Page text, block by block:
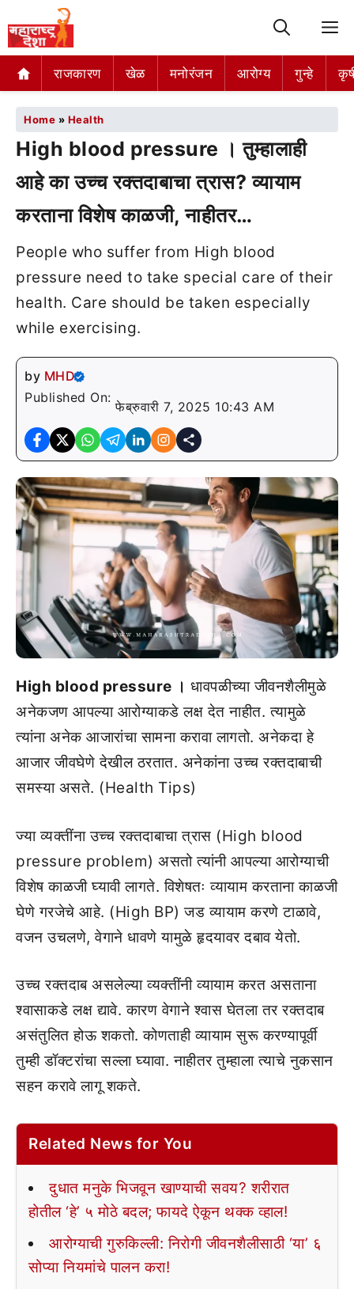
राजकारण खेळ मनोरंजन आरोग्य गुन्हे
Home » Health
High blood pressure । तुम्हालाही
आहे का उच्च रक्तदाबाचा त्रास? व्यायाम
करताना विशेष काळजी, नाहीतर…
People who suffer from High blood
pressure need to take special care of their
health. Care should be taken especially
while exercising.
by MHD
Published On:
फेब्रुवारी 7, 2025 10:43 AM
High blood pressure । धावपळीच्या जीवनशैलीमुळे
अनेकजण आपल्या आरोग्याकडे लक्ष देत नाहीत. त्यामुळे
त्यांना अनेक आजारांचा सामना करावा लागतो. अनेकदा हे
आजार जीवघेणे देखील ठरतात. अनेकांना उच्च रक्तदाबाची
समस्या असते. (Health Tips)
ज्या व्यक्तींना उच्च रक्तदाबाचा त्रास (High blood
pressure problem) असतो त्यांनी आपल्या आरोग्याची
विशेष काळजी घ्यावी लागते. विशेषतः व्यायाम करताना काळजी
घेणे गरजेचे आहे. (High BP) जड व्यायाम करणे टाळावे,
वजन उचलणे, वेगाने धावणे यामुळे हृदयावर दबाव येतो.
उच्च रक्तदाब असलेल्या व्यक्तींनी व्यायाम करत असताना
श्वासाकडे लक्ष द्यावे. कारण वेगाने श्वास घेतला तर रक्तदाब
असंतुलित होऊ शकतो. कोणताही व्यायाम सुरू करण्यापूर्वी
तुम्ही डॉक्टरांचा सल्ला घ्यावा. नाहीतर तुम्हाला त्याचे नुकसान
सहन करावे लागू शकते.
Related News for You
दुधात मनुके भिजवून खाण्याची सवय? शरीरात
होतील ‘हे’ ५ मोठे बदल; फायदे ऐकून थक्क व्हाल!
आरोग्याची गुरुकिल्ली: निरोगी जीवनशैलीसाठी ‘या’ ६
सोप्या नियमांचे पालन करा!